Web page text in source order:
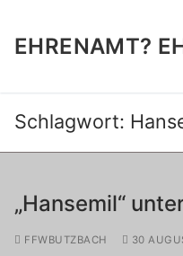
springen
EHRENAMT?
Schlagwort:
„Hansemil“
FFWBUTZBACH 30